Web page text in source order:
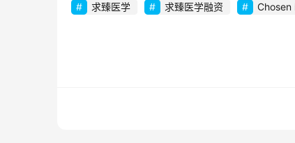
求臻医学 求臻医学融资 Chosen